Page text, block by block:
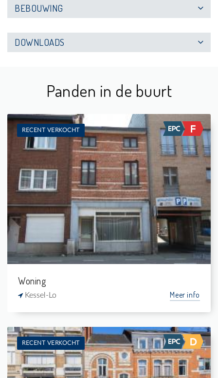
BEBOUWING
DOWNLOADS
Panden in de buurt
RECENT VERKOCHT
Te koop: Woning
3
65 m²
1
-
Woning
Kessel-Lo Meer info
RECENT VERKOCHT